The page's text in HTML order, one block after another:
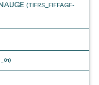
Télécharger les
(TIERS_EIFFAGE-